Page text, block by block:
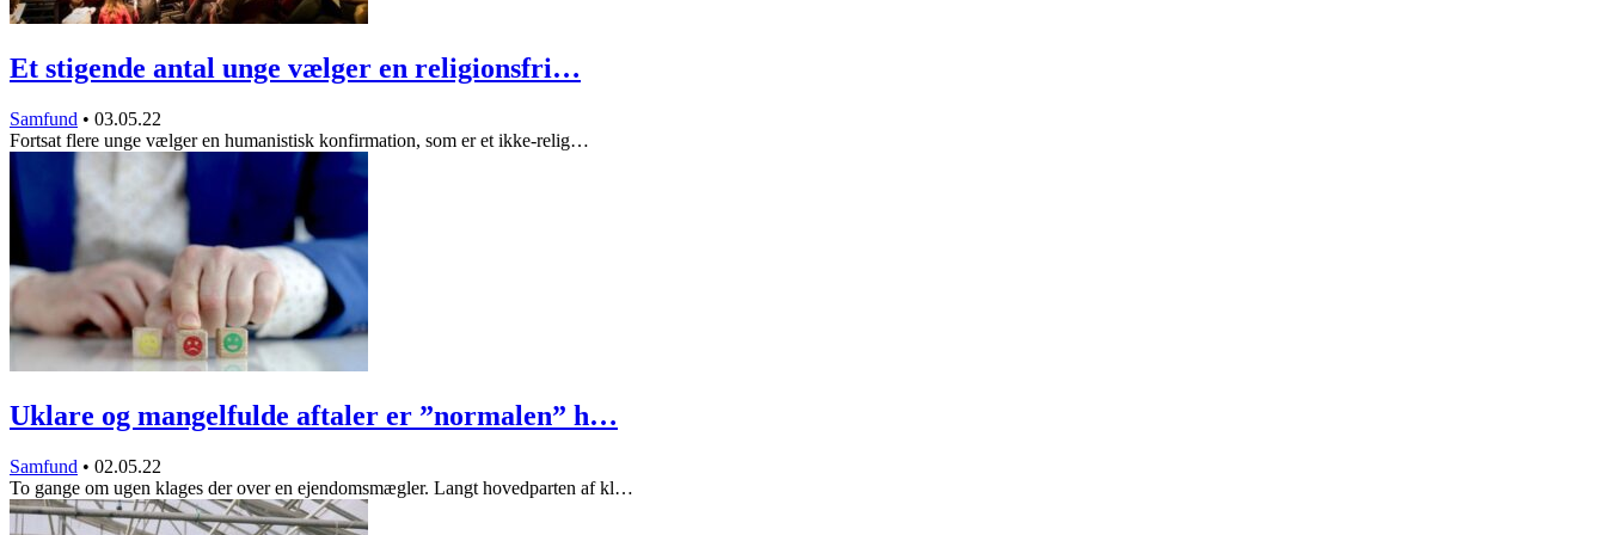
Et stigende antal unge vælger en religionsfri…
Samfund • 03.05.22
Fortsat flere unge vælger en humanistisk konfirmation, som er et ikke-relig…
Uklare og mangelfulde aftaler er ”normalen” h…
Samfund • 02.05.22
To gange om ugen klages der over en ejendomsmægler. Langt hovedparten af kl…